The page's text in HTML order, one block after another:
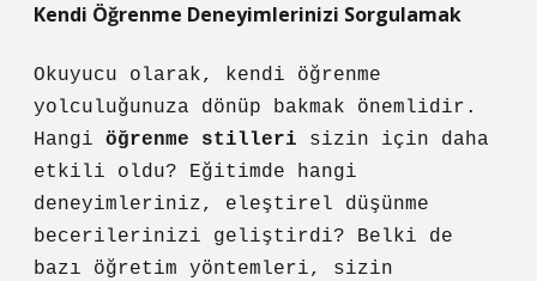
Kendi Öğrenme Deneyimlerinizi Sorgulamak
Okuyucu olarak, kendi öğrenme
yolculuğunuza dönüp bakmak önemlidir.
Hangi öğrenme stilleri sizin için daha
etkili oldu? Eğitimde hangi
deneyimleriniz, eleştirel düşünme
becerilerinizi geliştirdi? Belki de
bazı öğretim yöntemleri, sizin